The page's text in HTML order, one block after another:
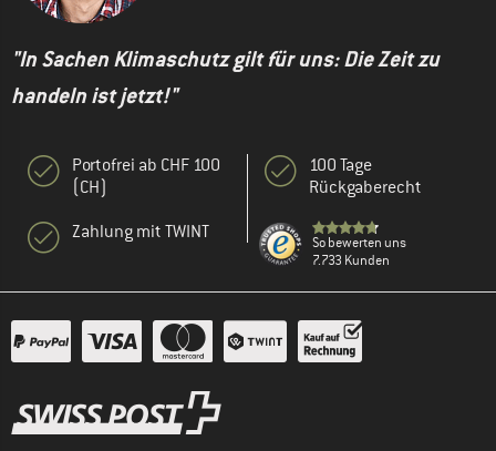
"In Sachen Klimaschutz gilt für uns: Die Zeit zu
handeln ist jetzt!"
Portofrei ab CHF 100
(CH)
Zahlung mit TWINT
100 Tage
Rückgaberecht
So bewerten uns
7.733 Kunden